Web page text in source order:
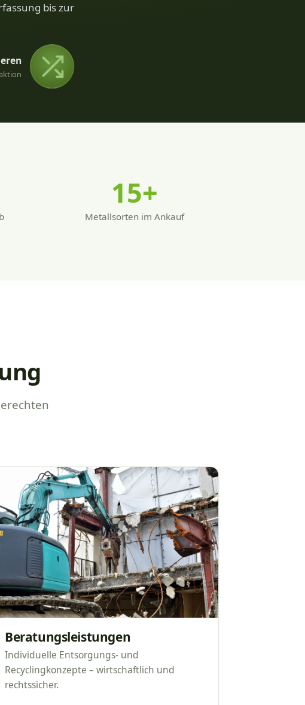
bis zur
15+
Metallsorten im Ankauf
Beratungsleistungen
Individuelle Entsorgungs- und
Recyclingkonzepte – wirtschaftlich und
rechtssicher.